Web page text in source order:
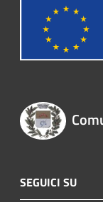
SEGUICI SU